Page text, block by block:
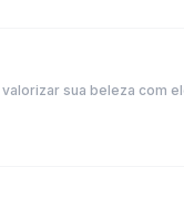
sua beleza com